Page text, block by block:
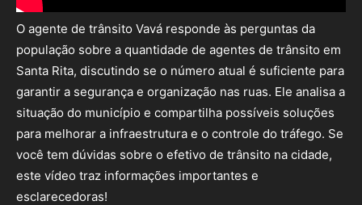
O agente de trânsito Vavá responde às perguntas da
população sobre a quantidade de agentes de trânsito em
Santa Rita, discutindo se o número atual é suficiente para
garantir a segurança e organização nas ruas. Ele analisa a
situação do município e compartilha possíveis soluções
para melhorar a infraestrutura e o controle do tráfego. Se
você tem dúvidas sobre o efetivo de trânsito na cidade,
este vídeo traz informações importantes e
esclarecedoras!